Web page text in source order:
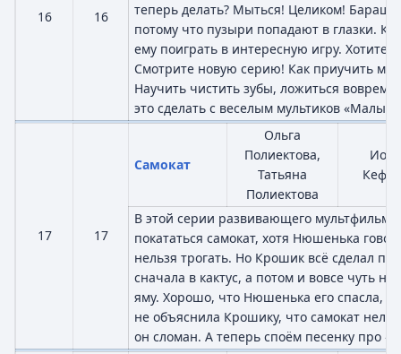
16 16
теперь делать? Мыться! Целиком!
потому что пузыри попадают в глазки.
ему поиграть в интересную игру. Хотите
Смотрите новую серию! Как приучить
Научить чистить зубы, ложиться вовремя
это сделать с веселым мультиков
17 17
Самокат
Ольга
Полиектова,
Татьяна
Полиектова
В этой серии развивающего
покататься самокат, хотя Нюшенька
нельзя трогать. Но Крошик всё сделал по
сначала в кактус, а потом и вовсе чуть не
яму. Хорошо, что Нюшенька его спасла,
не объяснила Крошику, что самокат
он сломан. А теперь споём песенку про